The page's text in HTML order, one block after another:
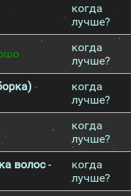
когда
лучше?
когда
лучше?
-
когда
лучше?
когда
лучше?
волос-
когда
лучше?